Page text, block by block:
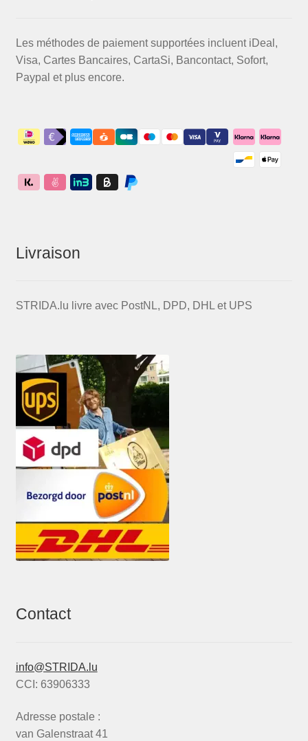
Les méthodes de paiement supportées incluent iDeal,
Visa, Cartes Bancaires, CartaSi, Bancontact, Sofort,
Paypal et plus encore.
Livraison
STRIDA.lu livre avec PostNL, DPD, DHL et UPS
Contact
info@STRIDA.lu
CCI: 63906333
Adresse postale :
van Galenstraat 41